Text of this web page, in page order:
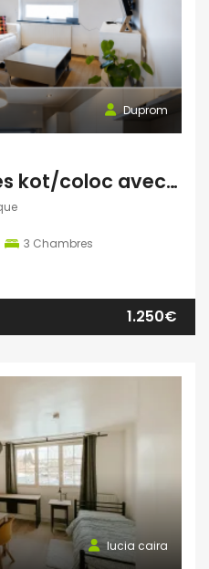
Duprom
Maison 3 chambres kot/coloc avec terrasse et vue imprenable
3 Chambres
1.250€
lucia caira